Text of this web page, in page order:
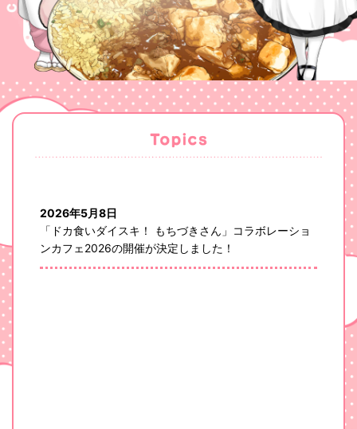
2026年5月8日
「ドカ食いダイスキ！ もちづきさん」コラボレーショ
ンカフェ2026の開催が決定しました！